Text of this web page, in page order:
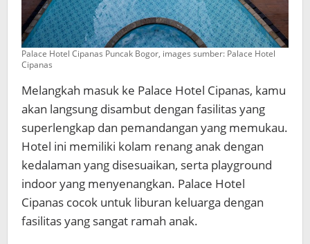
Palace Hotel Cipanas Puncak Bogor, images sumber: Palace Hotel
Cipanas
Melangkah masuk ke Palace Hotel Cipanas, kamu
akan langsung disambut dengan fasilitas yang
superlengkap dan pemandangan yang memukau.
Hotel ini memiliki kolam renang anak dengan
kedalaman yang disesuaikan, serta playground
indoor yang menyenangkan. Palace Hotel
Cipanas cocok untuk liburan keluarga dengan
fasilitas yang sangat ramah anak.